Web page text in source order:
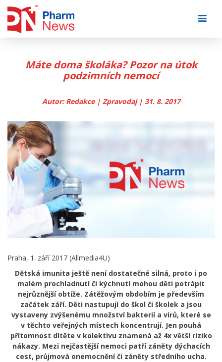
Máte doma školáka? Pozor na útok
podzimních nemocí
Autor: Redakce | Zpravodaj | 31. 8. 2017
Praha, 1. září 2017 (Allmedia4U)
Dětská imunita ještě není dostatečné silná, proto i po
malém prochladnutí či kýchnutí mohou děti potrápit
nejrůznější obtíže. Zátěžovým obdobím je především
začátek září. Děti nastupují do škol či školek a jsou
vystaveny zvýšenému množství bakterií a virů, které se
v těchto veřejných místech koncentrují. Jen pouhá
přítomnost dítěte v kolektivu znamená až 4x větší riziko
nákazy. Mezi nejčastější nemoci patří záněty dýchacích
cest, průjmová onemocnění či záněty středního ucha.